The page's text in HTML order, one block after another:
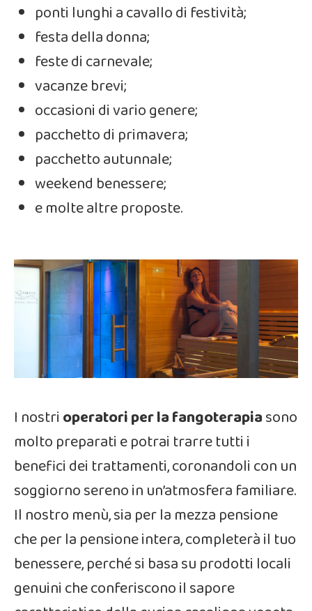
ponti lunghi a cavallo di festività;
festa della donna;
feste di carnevale;
vacanze brevi;
occasioni di vario genere;
pacchetto di primavera;
pacchetto autunnale;
weekend benessere;
e molte altre proposte.
I nostrioperatori per la fangoterapiasono
molto preparati e potrai trarre tutti i
benefici dei trattamenti, coronandoli con un
soggiorno sereno in un’atmosfera familiare.
Il nostro menù, sia per la mezza pensione
che per la pensione intera, completerà il tuo
benessere, perché si basa su prodotti locali
genuini che conferiscono il sapore